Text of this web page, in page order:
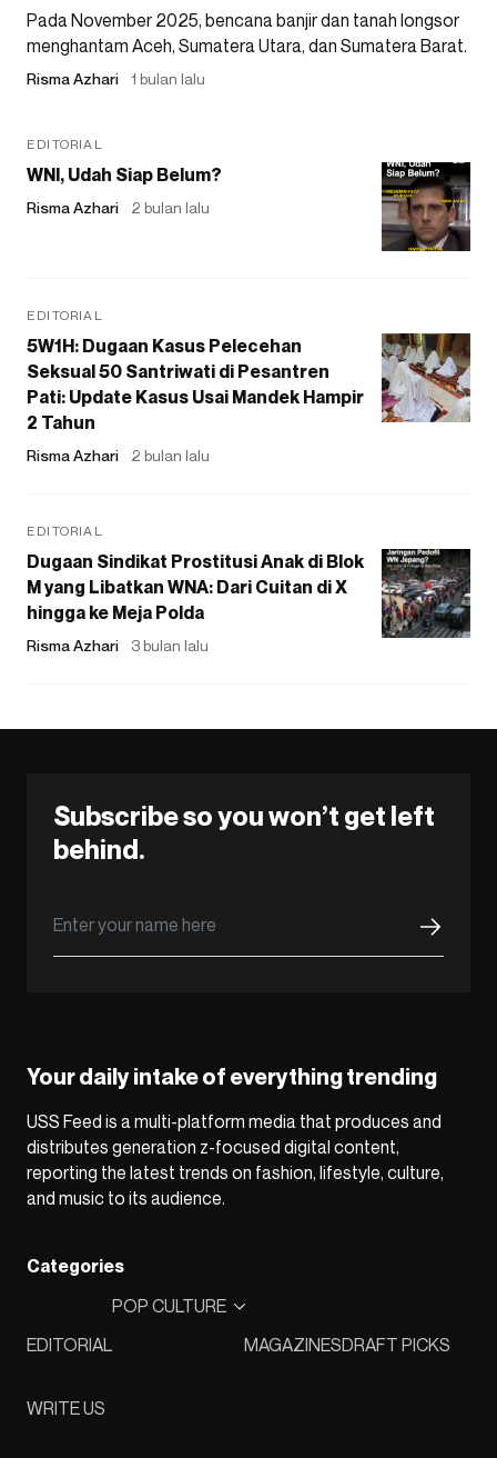
Pada November 2025, bencana banjir dan tanah longsor
menghantam Aceh, Sumatera Utara, dan Sumatera Barat.
Risma Azhari 1 bulan lalu
EDITORIAL
WNI, Udah Siap Belum?
Risma Azhari 2 bulan lalu
EDITORIAL
5W1H: Dugaan Kasus Pelecehan
Seksual 50 Santriwati di Pesantren
Pati: Update Kasus Usai Mandek Hampir
2 Tahun
Risma Azhari 2 bulan lalu
EDITORIAL
Dugaan Sindikat Prostitusi Anak di Blok
M yang Libatkan WNA: Dari Cuitan di X
hingga ke Meja Polda
Risma Azhari 3 bulan lalu
Subscribe so you won’t get left
behind.
Your daily intake of everything trending
USS Feed is a multi-platform media that produces and
distributes generation z-focused digital content,
reporting the latest trends on fashion, lifestyle, culture,
and music to its audience.
Categories
EDITORIAL
POP CULTURE
MAGAZINESDRAFT PICKS
WRITE US